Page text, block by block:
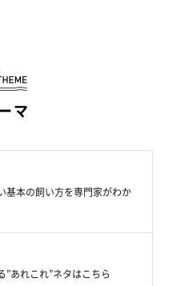
に猫の居場所を作ってあげ
替えができるツルツル素材
手にとってベッドを置く
マ
基本の飼い方を専門家がわか
あれこれ”ネタはこちら